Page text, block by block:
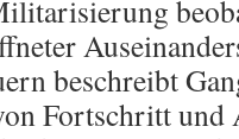
beschreibt
Fortschritt und